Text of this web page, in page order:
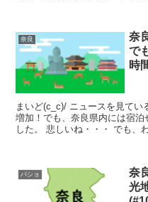
奈良
奈
で
時
まいど(c_c)/ ニュースを見ていると、奈良県を訪れた外国人観光客が
増加！でも、奈良県内には宿
した。 悲しいね・・・ でも、わかる気もする・・・w 奈良県を訪れ
バショ
奈
光